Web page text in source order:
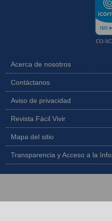
CO-
Acerca de nosotros
Contáctanos
Aviso de privacidad
Revista Fácil Vivir
Mapa del sitio
Transparencia y Acceso a la